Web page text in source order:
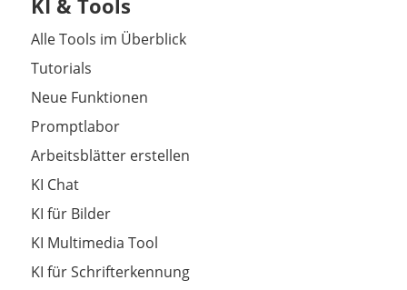
KI & Tools
Alle Tools im Überblick
Tutorials
Neue Funktionen
Promptlabor
Arbeitsblätter erstellen
KI Chat
KI für Bilder
KI Multimedia Tool
KI für Schrifterkennung